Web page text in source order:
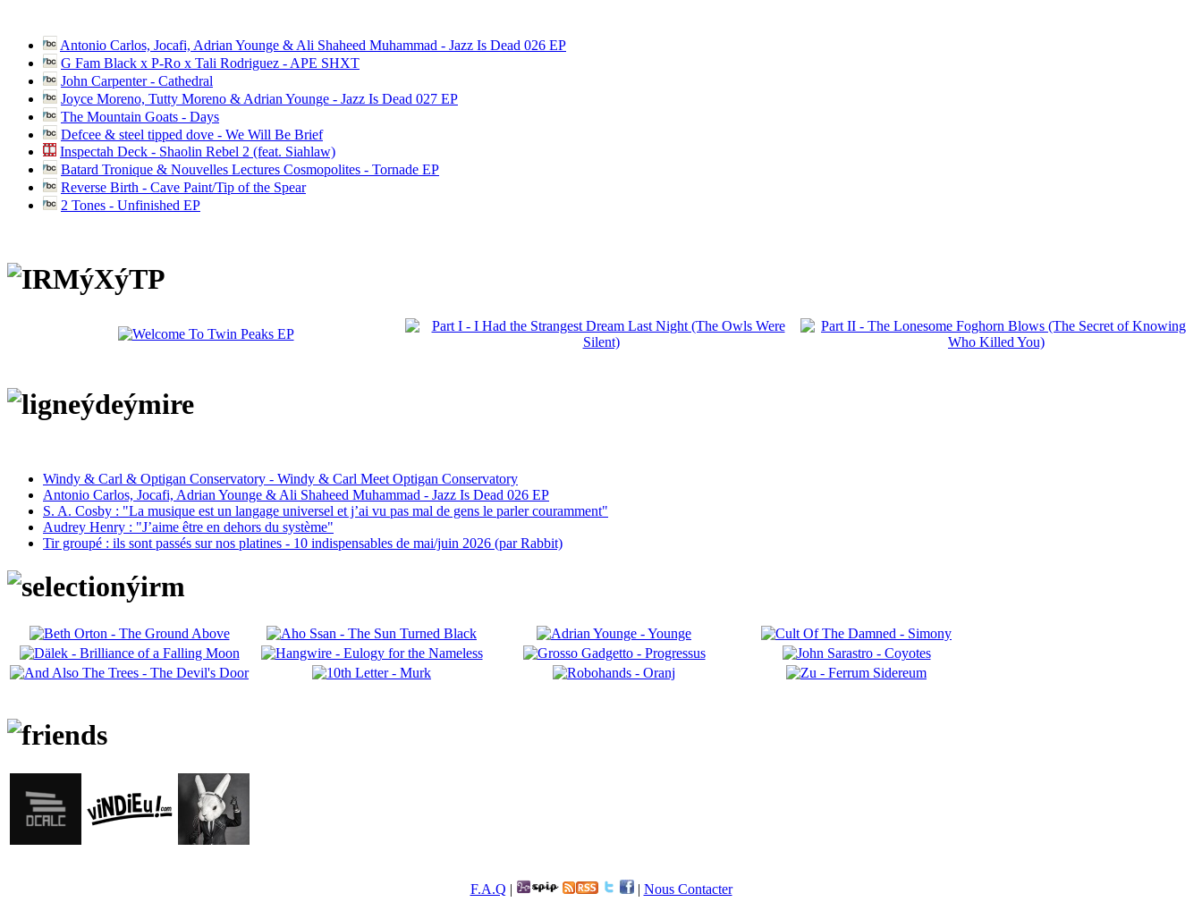
Antonio Carlos, Jocafi, Adrian Younge & Ali Shaheed Muhammad - Jazz Is Dead 026 EP
G Fam Black x P-Ro x Tali Rodriguez - APE SHXT
John Carpenter - Cathedral
Joyce Moreno, Tutty Moreno & Adrian Younge - Jazz Is Dead 027 EP
The Mountain Goats - Days
Defcee & steel tipped dove - We Will Be Brief
Inspectah Deck - Shaolin Rebel 2 (feat. Siahlaw)
Batard Tronique & Nouvelles Lectures Cosmopolites - Tornade EP
Reverse Birth - Cave Paint/Tip of the Spear
2 Tones - Unfinished EP
Windy & Carl & Optigan Conservatory - Windy & Carl Meet Optigan Conservatory
Antonio Carlos, Jocafi, Adrian Younge & Ali Shaheed Muhammad - Jazz Is Dead 026 EP
S. A. Cosby : "La musique est un langage universel et j’ai vu pas mal de gens le parler couramment"
Audrey Henry : "J’aime être en dehors du système"
Tir groupé : ils sont passés sur nos platines - 10 indispensables de mai/juin 2026 (par Rabbit)
F.A.Q | | Nous Contacter